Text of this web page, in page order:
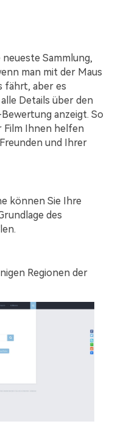
Sammlung,
man mit der Maus
fährt, aber es
Details über den
anzeigt. So
Film Ihnen helfen
und Ihrer
können Sie Ihre
des
Regionen der